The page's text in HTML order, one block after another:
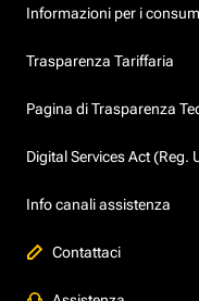
Informazioni per i
Trasparenza Tariffaria
Pagina di Trasparenza
Digital Services Act (Reg.
Info canali assistenza
Contattaci